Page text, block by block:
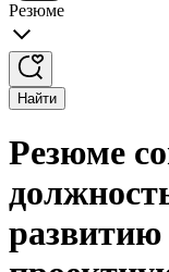
Резюме
Найти
Резюме